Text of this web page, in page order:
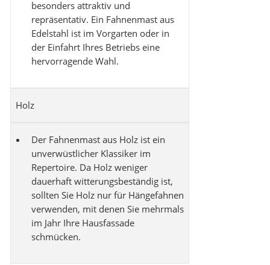
besonders attraktiv und
repräsentativ. Ein Fahnenmast aus
Edelstahl ist im Vorgarten oder in
der Einfahrt Ihres Betriebs eine
hervorragende Wahl.
Holz
Der Fahnenmast aus Holz ist ein
unverwüstlicher Klassiker im
Repertoire. Da Holz weniger
dauerhaft witterungsbeständig ist,
sollten Sie Holz nur für Hängefahnen
verwenden, mit denen Sie mehrmals
im Jahr Ihre Hausfassade
schmücken.